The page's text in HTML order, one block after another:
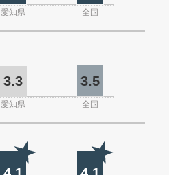
愛知県 全国
3.3 3.5
愛知県 全国